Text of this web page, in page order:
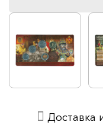
Доставка